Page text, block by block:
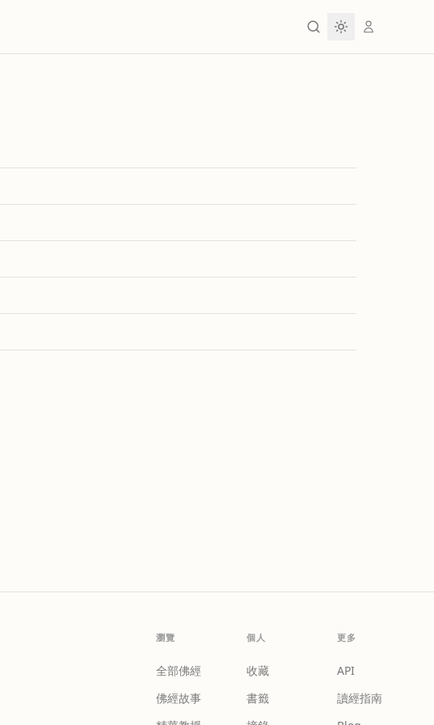
瀏覽
全部佛經
佛經故事
個人
收藏
書籤
更多
API
讀經指南